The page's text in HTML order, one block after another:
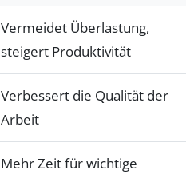
Vermeidet Überlastung,
steigert Produktivität
Verbessert die Qualität der
Arbeit
Mehr Zeit für wichtige